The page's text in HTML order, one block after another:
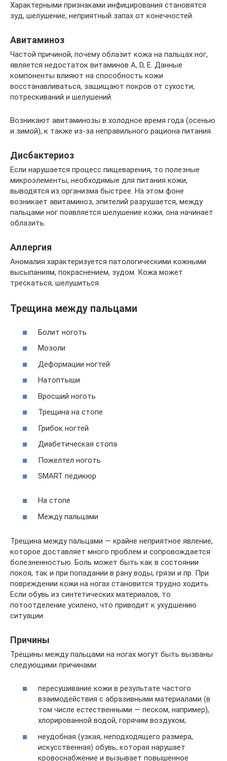
Характерными признаками инфицирования становятся
зуд, шелушение, неприятный запах от конечностей.
Авитаминоз
Частой причиной, почему облазит кожа на пальцах ног,
является недостаток витаминов А, D, E. Данные
компоненты влияют на способность кожи
восстанавливаться, защищают покров от сухости,
потрескиваний и шелушений.
Возникают авитаминозы в холодное время года (осенью
и зимой), к также из-за неправильного рациона питания.
Дисбактериоз
Если нарушается процесс пищеварения, то полезные
микроэлементы, необходимые для питания кожи,
выводятся из организма быстрее. На этом фоне
возникает авитаминоз, эпителий разрушается, между
пальцами ног появляется шелушение кожи, она начинает
облазить.
Аллергия
Аномалия характеризуется патологическими кожными
высыпаниям, покраснением, зудом. Кожа может
трескаться, шелушиться.
Трещина между пальцами
Болит ноготь
Мозоли
Деформации ногтей
Натоптыши
Вросший ноготь
Трещина на стопе
Грибок ногтей
Диабетическая стопа
Пожелтел ноготь
SMART педикюр
На стопе
Между пальцами
Трещина между пальцами — крайне неприятное явление,
которое доставляет много проблем и сопровождается
болезненностью. Боль может быть как в состоянии
покоя, так и при попадании в рану воды, грязи и пр. При
повреждении кожи на ногах становится трудно ходить.
Если обувь из синтетических материалов, то
потоотделение усилено, что приводит к ухудшению
ситуации.
Причины
Трещины между пальцами на ногах могут быть вызваны
следующими причинами:
пересушивание кожи в результате частого
взаимодействия с абразивными материалами (в
том числе естественными — песком, например),
хлорированной водой, горячим воздухом;
неудобная (узкая, неподходящего размера,
искусственная) обувь, которая нарушает
кровоснабжение и вызывает повышенное